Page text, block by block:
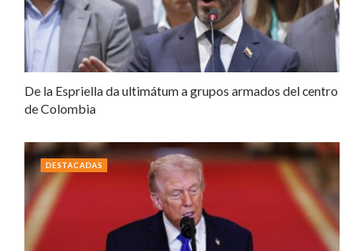
De la Espriella da ultimátum a grupos armados del centro
de Colombia
DESTACADAS